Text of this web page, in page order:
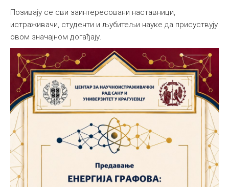
Позивају се сви заинтересовани наставници,
истраживачи, студенти и љубитељи науке да присуствују
овом значајном догађају.